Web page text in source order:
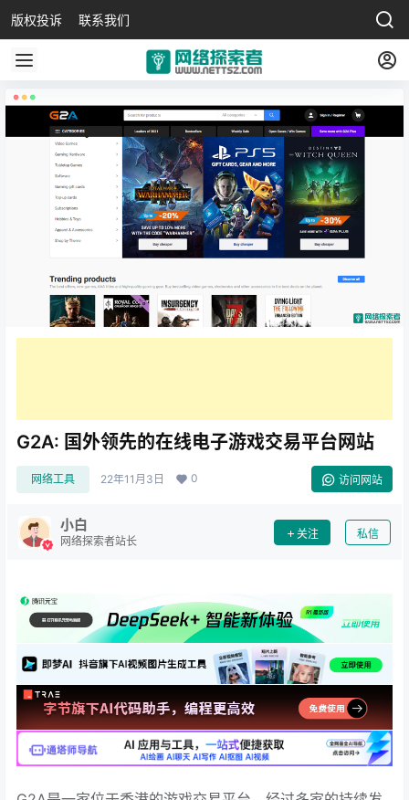
版权投诉 联系我们
G2A: 国外领先的在线电子游戏交易平台网站
网络工具 22年11月3日 0 访问网站
小白
网络探索者站长
关注 私信